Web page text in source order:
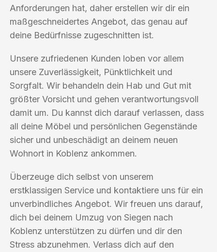
Anforderungen hat, daher erstellen wir dir ein
maßgeschneidertes Angebot, das genau auf
deine Bedürfnisse zugeschnitten ist.
Unsere zufriedenen Kunden loben vor allem
unsere Zuverlässigkeit, Pünktlichkeit und
Sorgfalt. Wir behandeln dein Hab und Gut mit
größter Vorsicht und gehen verantwortungsvoll
damit um. Du kannst dich darauf verlassen, dass
all deine Möbel und persönlichen Gegenstände
sicher und unbeschädigt an deinem neuen
Wohnort in Koblenz ankommen.
Überzeuge dich selbst von unserem
erstklassigen Service und kontaktiere uns für ein
unverbindliches Angebot. Wir freuen uns darauf,
dich bei deinem Umzug von Siegen nach
Koblenz unterstützen zu dürfen und dir den
Stress abzunehmen. Verlass dich auf den